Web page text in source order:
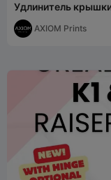
Удлинитель
вентиляционная
AXIOM Prints